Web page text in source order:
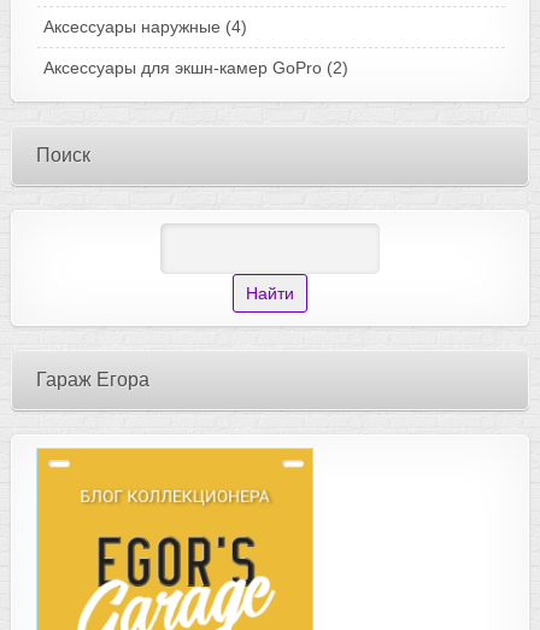
Аксессуары наружные (4)
Аксессуары для экшн-камер GoPro (2)
Поиск
Гараж Егора